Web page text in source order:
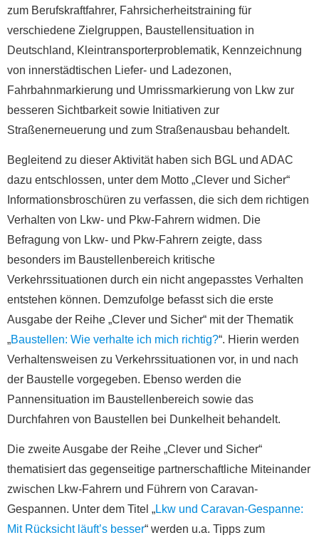
zum Berufskraftfahrer, Fahrsicherheitstraining für
verschiedene Zielgruppen, Baustellensituation in
Deutschland, Kleintransporterproblematik, Kennzeichnung
von innerstädtischen Liefer- und Ladezonen,
Fahrbahnmarkierung und Umrissmarkierung von Lkw zur
besseren Sichtbarkeit sowie Initiativen zur
Straßenerneuerung und zum Straßenausbau behandelt.
Begleitend zu dieser Aktivität haben sich BGL und ADAC
dazu entschlossen, unter dem Motto „Clever und Sicher“
Informationsbroschüren zu verfassen, die sich dem richtigen
Verhalten von Lkw- und Pkw-Fahrern widmen. Die
Befragung von Lkw- und Pkw-Fahrern zeigte, dass
besonders im Baustellenbereich kritische
Verkehrssituationen durch ein nicht angepasstes Verhalten
entstehen können. Demzufolge befasst sich die erste
Ausgabe der Reihe „Clever und Sicher“ mit der Thematik
„Baustellen: Wie verhalte ich mich richtig?“. Hierin werden
Verhaltensweisen zu Verkehrssituationen vor, in und nach
der Baustelle vorgegeben. Ebenso werden die
Pannensituation im Baustellenbereich sowie das
Durchfahren von Baustellen bei Dunkelheit behandelt.
Die zweite Ausgabe der Reihe „Clever und Sicher“
thematisiert das gegenseitige partnerschaftliche Miteinander
zwischen Lkw-Fahrern und Führern von Caravan-
Gespannen. Unter dem Titel „Lkw und Caravan-Gespanne:
Mit Rücksicht läuft’s besser“ werden u.a. Tipps zum